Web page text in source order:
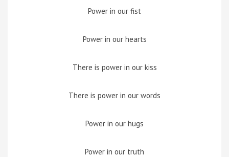
Power in our fist
Power in our hearts
There is power in our kiss
There is power in our words
Power in our hugs
Power in our truth